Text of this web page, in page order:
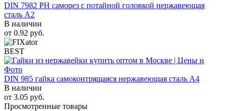
DIN 7982 PH саморез с потайной головкой нержавеющая
сталь A2
В наличии
от 0.92 руб.
BEST
DIN 985 гайка самоконтрящаяся нержавеющая сталь A4
В наличии
от 3.05 руб.
Просмотренные товары